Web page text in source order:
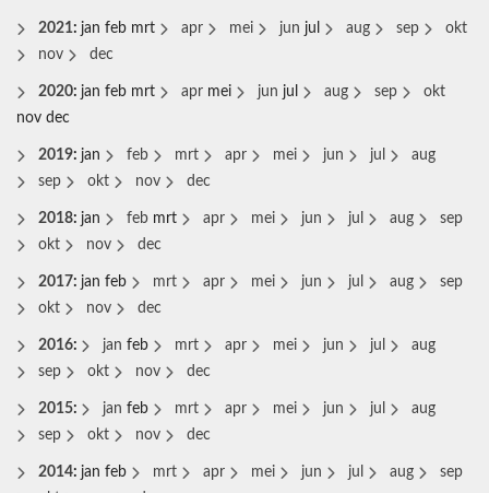
2021: jan feb mrt apr mei jun jul aug sep
okt
nov
dec
2020: jan feb mrt apr mei jun jul aug sep
okt
nov dec
2019: jan feb mrt apr mei jun jul
aug
sep
okt nov dec
2018: jan feb mrt apr mei jun jul aug
sep
okt
nov dec
2017: jan feb mrt apr mei jun jul aug
sep
okt
nov dec
2016: jan feb mrt apr mei jun jul
aug
sep
okt nov dec
2015: jan feb mrt apr mei jun jul
aug
sep
okt nov dec
2014: jan feb mrt apr mei jun jul aug
sep